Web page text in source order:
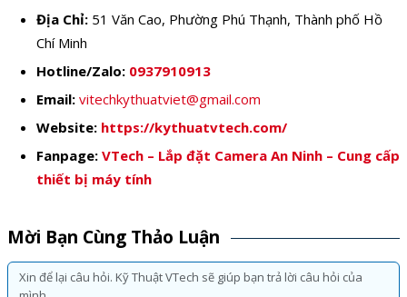
Địa Chỉ: 51 Văn Cao, Phường Phú Thạnh, Thành phố Hồ
Chí Minh
Hotline/Zalo: 0937910913
Email: vitechkythuatviet@gmail.com
Website: https://kythuatvtech.com/
Fanpage: VTech – Lắp đặt Camera An Ninh – Cung cấp
thiết bị máy tính
Mời Bạn Cùng Thảo Luận